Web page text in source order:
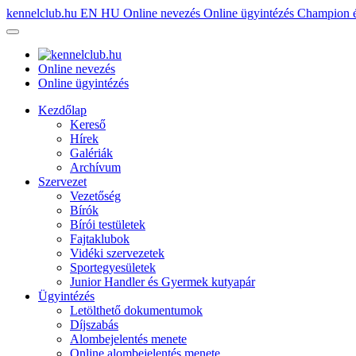
kennelclub.hu EN HU Online nevezés Online ügyintézés Champion
Online nevezés
Online ügyintézés
Kezdőlap
Kereső
Hírek
Galériák
Archívum
Szervezet
Vezetőség
Bírók
Bírói testületek
Fajtaklubok
Vidéki szervezetek
Sportegyesületek
Junior Handler és Gyermek kutyapár
Ügyintézés
Letölthető dokumentumok
Díjszabás
Alombejelentés menete
Online alombejelentés menete